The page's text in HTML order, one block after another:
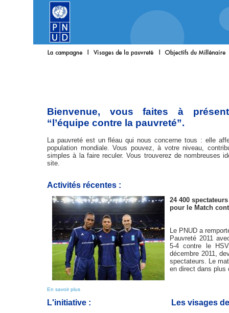
Bienvenue, vous faites à
“l’équipe contre la pauvreté”.
La pauvreté est un fléau qui nous concerne tous : elle
population mondiale. Vous pouvez, à votre niveau,
simples à la faire reculer. Vous trouverez de nombreuses
site.
Activités récentes :
24 400
pour le Match
Le PNUD a
Pauvreté 2011
5-4 contre le
décembre 2011,
spectateurs. Le
en direct dans plus
En savoir plus
L'initiative : Les visages